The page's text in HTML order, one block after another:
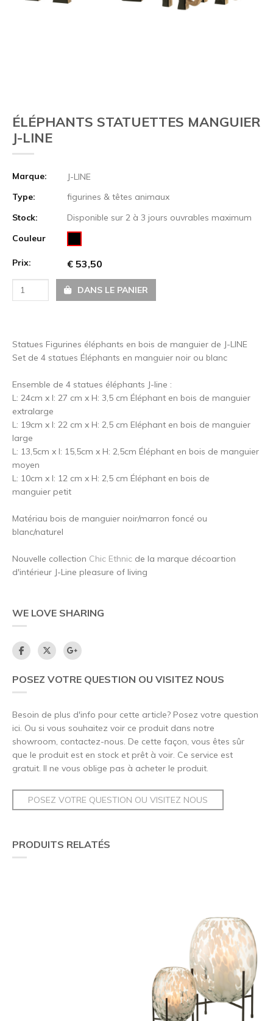
ÉLÉPHANTS STATUETTES MANGUIER
J-LINE
Marque:
J-LINE
Type:
figurines & têtes animaux
Stock:
Disponible sur 2 à 3 jours ouvrables maximum
Couleur
Prix: € 53,50
DANS LE PANIER
Statues Figurines éléphants en bois de manguier de J-LINE
Set de 4 statues Éléphants en manguier noir ou blanc
Ensemble de 4 statues éléphants J-line :
L: 24cm x l: 27 cm x H: 3,5 cm Éléphant en bois de manguier
extralarge
L: 19cm x l: 22 cm x H: 2,5 cm Eléphant en bois de manguier
large
L: 13,5cm x l: 15,5cm x H: 2,5cm Éléphant en bois de manguier
moyen
L: 10cm x l: 12 cm x H: 2,5 cm Éléphant en bois de
manguier petit
Matériau bois de manguier noir/marron foncé ou
blanc/naturel
Nouvelle collection Chic Ethnic de la marque décoartion
d'intérieur J-Line pleasure of living
WE LOVE SHARING
POSEZ VOTRE QUESTION OU VISITEZ NOUS
Besoin de plus d'info pour cette article? Posez votre question
ici. Ou si vous souhaitez voir ce produit dans notre
showroom, contactez-nous. De cette façon, vous êtes sûr
que le produit est en stock et prêt à voir. Ce service est
gratuit. Il ne vous oblige pas à acheter le produit.
POSEZ VOTRE QUESTION OU VISITEZ NOUS
PRODUITS RELATÉS